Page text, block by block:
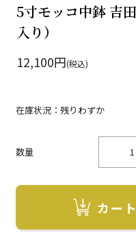
5寸モッコ中鉢 吉
入り）
12,100円(税込)
在庫状況：残りわずか
数量
カー